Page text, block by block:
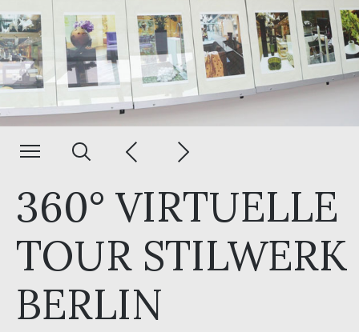
360° VIRTUELLE
TOUR STILWERK
BERLIN